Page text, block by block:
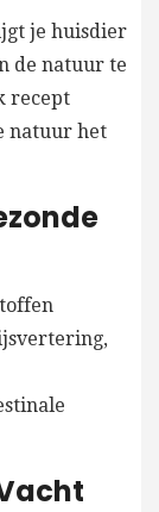
je huisdier
de natuur te
recept
natuur het